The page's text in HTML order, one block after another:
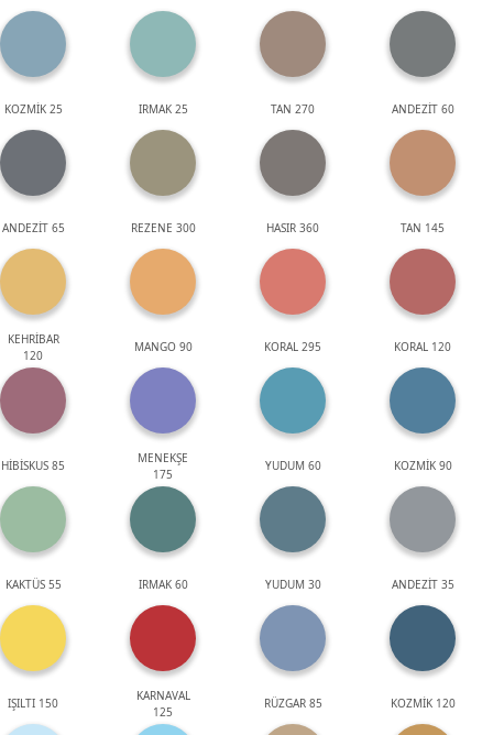
KOZMİK 25 IRMAK 25 TAN 270 ANDEZİT 60
ANDEZİT 65 REZENE 300 HASIR 360 TAN 145
KEHRİBAR
120
MANGO 90 KORAL 295 KORAL 120
HİBİSKUS 85
MENEKŞE
175
YUDUM 60 KOZMİK 90
KAKTÜS 55 IRMAK 60 YUDUM 30 ANDEZİT 35
IŞILTI 150
KARNAVAL
125
RÜZGAR 85 KOZMİK 120